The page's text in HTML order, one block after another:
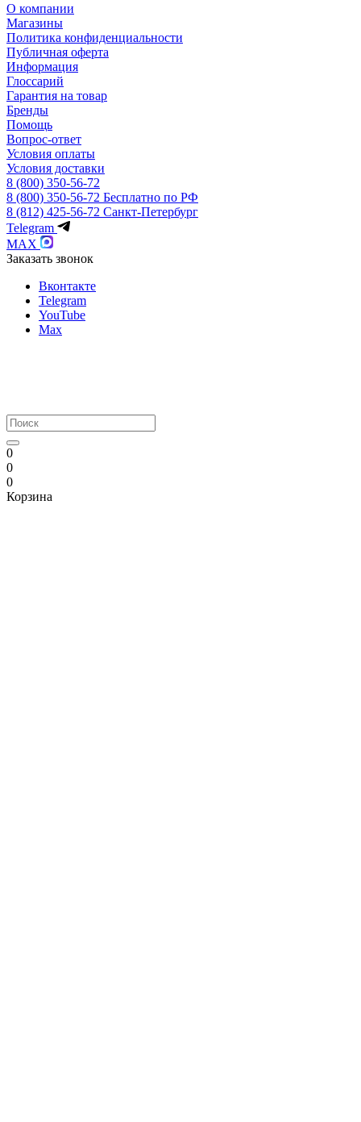
О компании
Магазины
Политика конфиденциальности
Публичная оферта
Информация
Глоссарий
Гарантия на товар
Бренды
Помощь
Вопрос-ответ
Условия оплаты
Условия доставки
8 (800) 350-56-72
8 (800) 350-56-72 Бесплатно по РФ
8 (812) 425-56-72 Санкт-Петербург
Telegram
MAX
Заказать звонок
Вконтакте
Telegram
YouTube
Max
0
0
0
Корзина